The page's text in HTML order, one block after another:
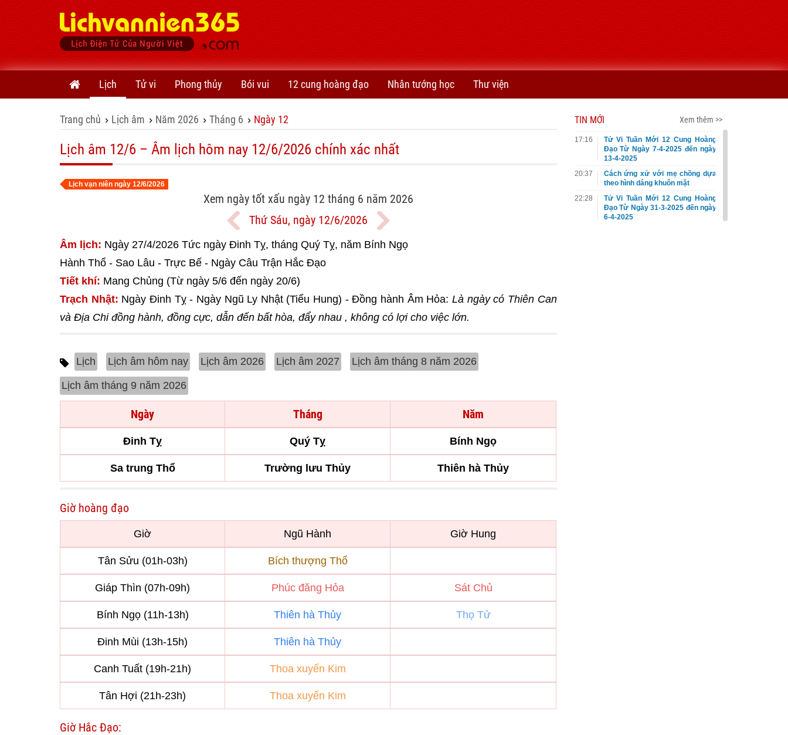
Lịch Tử vi Phong thủy Bói vui 12 cung hoàng đạo Nhân tướng học Thư viện
Trang chủ › Lịch âm › Năm 2026 › Tháng 6 › Ngày 12
Lịch âm 12/6 – Âm lịch hôm nay 12/6/2026 chính xác nhất
Lịch vạn niên ngày 12/6/2026
Xem ngày tốt xấu ngày 12 tháng 6 năm 2026
Thứ Sáu, ngày 12/6/2026
Âm lịch: Ngày 27/4/2026 Tức ngày Đinh Tỵ, tháng Quý Tỵ, năm Bính Ngọ
Hành Thổ - Sao Lâu - Trực Bế - Ngày Câu Trận Hắc Đạo
Tiết khí: Mang Chủng (Từ ngày 5/6 đến ngày 20/6)
Trạch Nhật: Ngày Đinh Tỵ - Ngày Ngũ Ly Nhật (Tiểu Hung) - Đồng hành Âm Hỏa: Là ngày có Thiên Can
và Địa Chi đồng hành, đồng cực, dẫn đến bất hòa, đẩy nhau , không có lợi cho việc lớn.
Lịch Lịch âm hôm nay Lịch âm 2026 Lịch âm 2027 Lịch âm tháng 8 năm 2026
Lịch âm tháng 9 năm 2026
Ngày Tháng Năm
Đinh Tỵ Quý Tỵ Bính Ngọ
Sa trung Thổ Trường lưu Thủy Thiên hà Thủy
Giờ hoàng đạo
Giờ Ngũ Hành Giờ Hung
Tân Sửu (01h-03h) Bích thượng Thổ
Giáp Thìn (07h-09h) Phúc đăng Hỏa Sát Chủ
Bính Ngọ (11h-13h) Thiên hà Thủy Thọ Tử
Đinh Mùi (13h-15h) Thiên hà Thủy
Canh Tuất (19h-21h) Thoa xuyến Kim
Tân Hợi (21h-23h) Thoa xuyến Kim
Giờ Hắc Đạo:
TIN MỚI Xem thêm >>
17:16
Tử Vi Tuần Mới 12 Cung Hoàng
Đạo Từ Ngày 7-4-2025 đến ngày
13-4-2025
20:37
Cách ứng xử với mẹ chồng dựa
theo hình dáng khuôn mặt
22:28
Tử Vi Tuần Mới 12 Cung Hoàng
Đạo Từ Ngày 31-3-2025 đến ngày
6-4-2025